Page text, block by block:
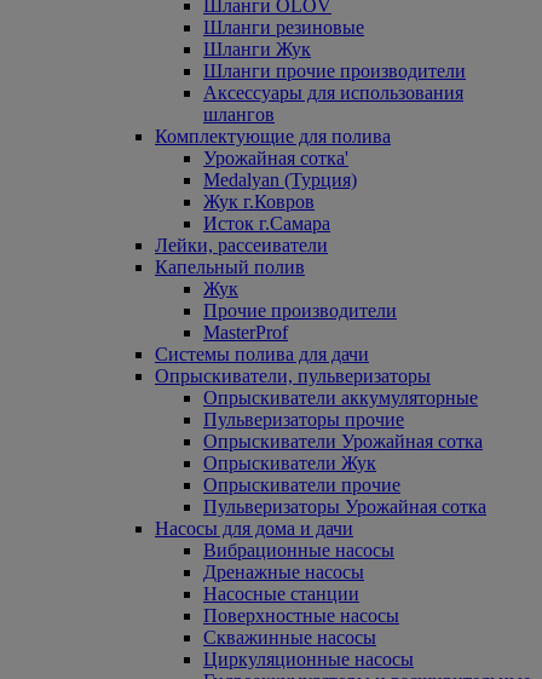
Шланги OLOV
Шланги резиновые
Шланги Жук
Шланги прочие производители
Аксессуары для использования
шлангов
Комплектующие для полива
Урожайная сотка'
Medalyan (Турция)
Жук г.Ковров
Исток г.Самара
Лейки, рассеиватели
Капельный полив
Жук
Прочие производители
MasterProf
Системы полива для дачи
Опрыскиватели, пульверизаторы
Опрыскиватели аккумуляторные
Пульверизаторы прочие
Опрыскиватели Урожайная сотка
Опрыскиватели Жук
Опрыскиватели прочие
Пульверизаторы Урожайная сотка
Насосы для дома и дачи
Вибрационные насосы
Дренажные насосы
Насосные станции
Поверхностные насосы
Скважинные насосы
Циркуляционные насосы